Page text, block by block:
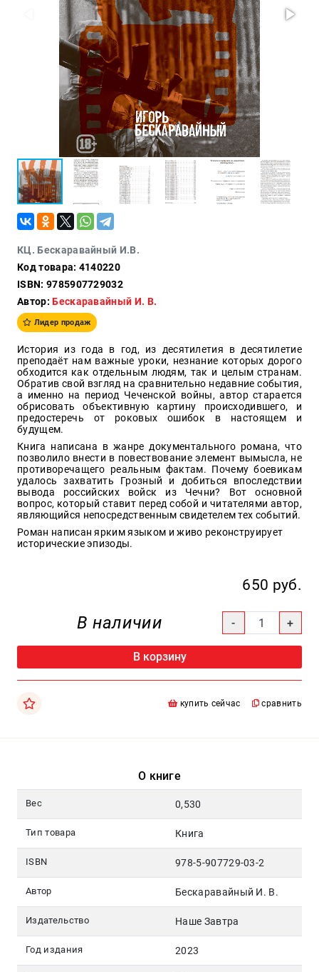
КЦ. Бескаравайный И.В.
Код товара: 4140220
ISBN: 9785907729032
Автор:Бескаравайный И. В.
Лидер продаж
История из года в год, из десятилетия в десятилетие
преподаёт нам важные уроки, незнание которых дорого
обходится как отдельным людям, так и целым странам.
Обратив свой взгляд на сравнительно недавние события,
а именно на период Чеченской войны, автор старается
обрисовать объективную картину происходившего, и
предостеречь от роковых ошибок в настоящем и
будущем.
Книга написана в жанре документального романа, что
позволило внести в повествование элемент вымысла, не
противоречащего реальным фактам. Почему боевикам
удалось захватить Грозный и добиться впоследствии
вывода российских войск из Чечни? Вот основной
вопрос, который ставит перед собой и читателями автор,
являющийся непосредственным свидетелем тех событий.
Роман написан ярким языком и живо реконструирует
исторические эпизоды.
650 руб.
В наличии
В корзину
купить сейчас сравнить
О книге
Вес 0,530
Тип товара Книга
ISBN 978-5-907729-03-2
Автор Бескаравайный И. В.
Издательство Наше Завтра
Год издания 2023
Политика
Разведка
шпионаж
Мемуары
биографии
литература
Фольклор
Мир
будущего
Публицистика
издания
Тайное и
непознанное
жизни
Культура
и
Искусство
Поэзия
Кухня,
гастрономия,
кулинария
Оптовикам
Авторам
Москва
magazin.ru